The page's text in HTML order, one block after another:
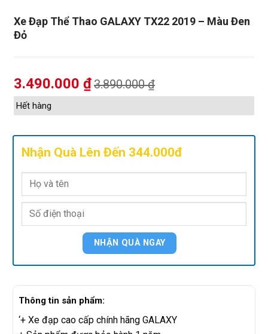
Xe Đạp Thể Thao GALAXY TX22 2019 – Màu Đen
Đỏ
3.490.000 ₫3.890.000₫
Hết hàng
Nhận Quà Lên Đến 344.000đ
Thông tin sản phẩm:
‘+ Xe đạp cao cấp chính hãng GALAXY